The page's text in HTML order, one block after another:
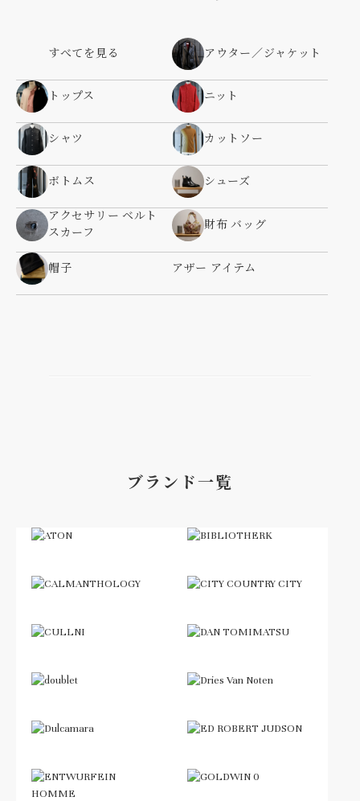
すべてを見る アウター／ジャケット
トップス ニット
シャツ カットソー
ボトムス シューズ
アクセサリー ベルト
スカーフ
財布 バッグ
帽子 アザー アイテム
ブランド一覧